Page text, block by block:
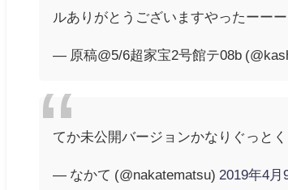
ルありがとうございますやったーーー
— 原稿@5/6超家宝2号館テ08b
てか未公開バージョンかなりぐっと
— なかて (@nakatematsu) 2019年4月